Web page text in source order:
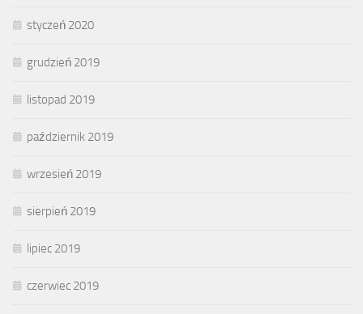
styczeń 2020
grudzień 2019
listopad 2019
październik 2019
wrzesień 2019
sierpień 2019
lipiec 2019
czerwiec 2019